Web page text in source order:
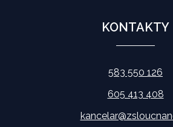
KONTAKTY
583 550 126
605 413 408